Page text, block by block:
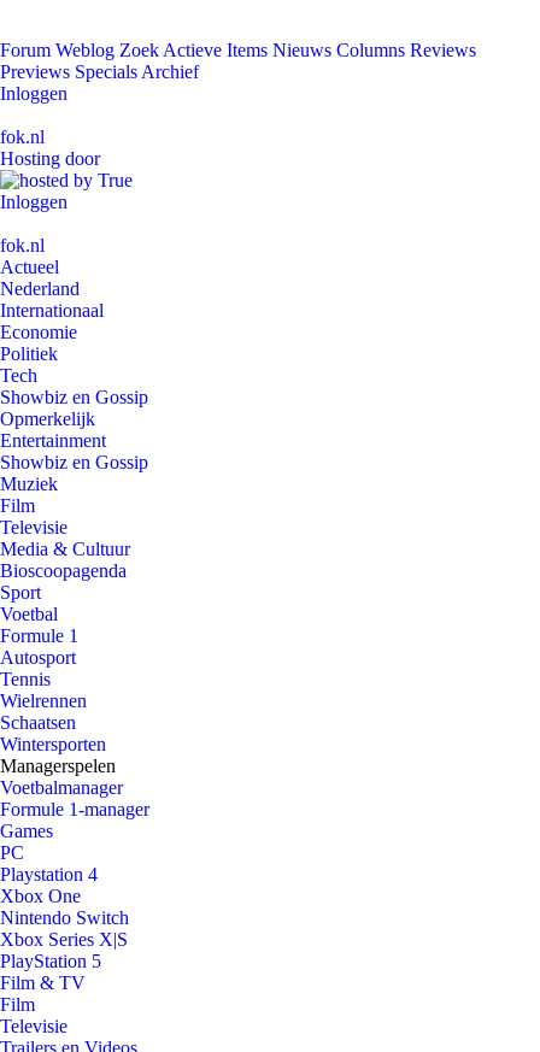
Forum Weblog Zoek Actieve Items Nieuws Columns Reviews
Previews Specials Archief
Inloggen
fok.nl
Hosting door
Inloggen
fok.nl
Actueel
Nederland
Internationaal
Economie
Politiek
Tech
Showbiz en Gossip
Opmerkelijk
Entertainment
Showbiz en Gossip
Muziek
Film
Televisie
Media & Cultuur
Bioscoopagenda
Sport
Voetbal
Formule 1
Autosport
Tennis
Wielrennen
Schaatsen
Wintersporten
Managerspelen
Voetbalmanager
Formule 1-manager
Games
PC
Playstation 4
Xbox One
Nintendo Switch
Xbox Series X|S
PlayStation 5
Film & TV
Film
Televisie
Trailers en Videos